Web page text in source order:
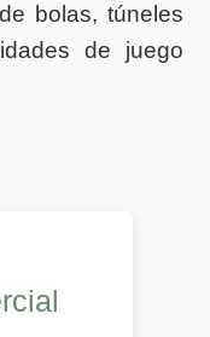
bolas, túneles
de juego